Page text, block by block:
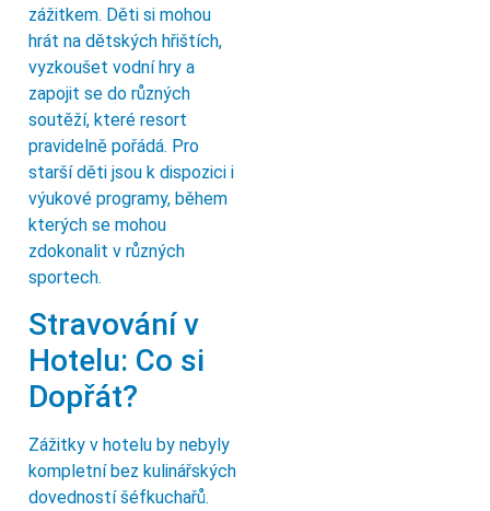
zážitkem. Děti si mohou
hrát na dětských hřištích,
vyzkoušet vodní hry a
zapojit se do různých
soutěží, které resort
pravidelně pořádá. Pro
starší děti jsou k dispozici i
výukové programy, během
kterých se mohou
zdokonalit v různých
sportech.
Stravování v
Hotelu: Co si
Dopřát?
Zážitky v hotelu by nebyly
kompletní bez kulinářských
dovedností šéfkuchařů.